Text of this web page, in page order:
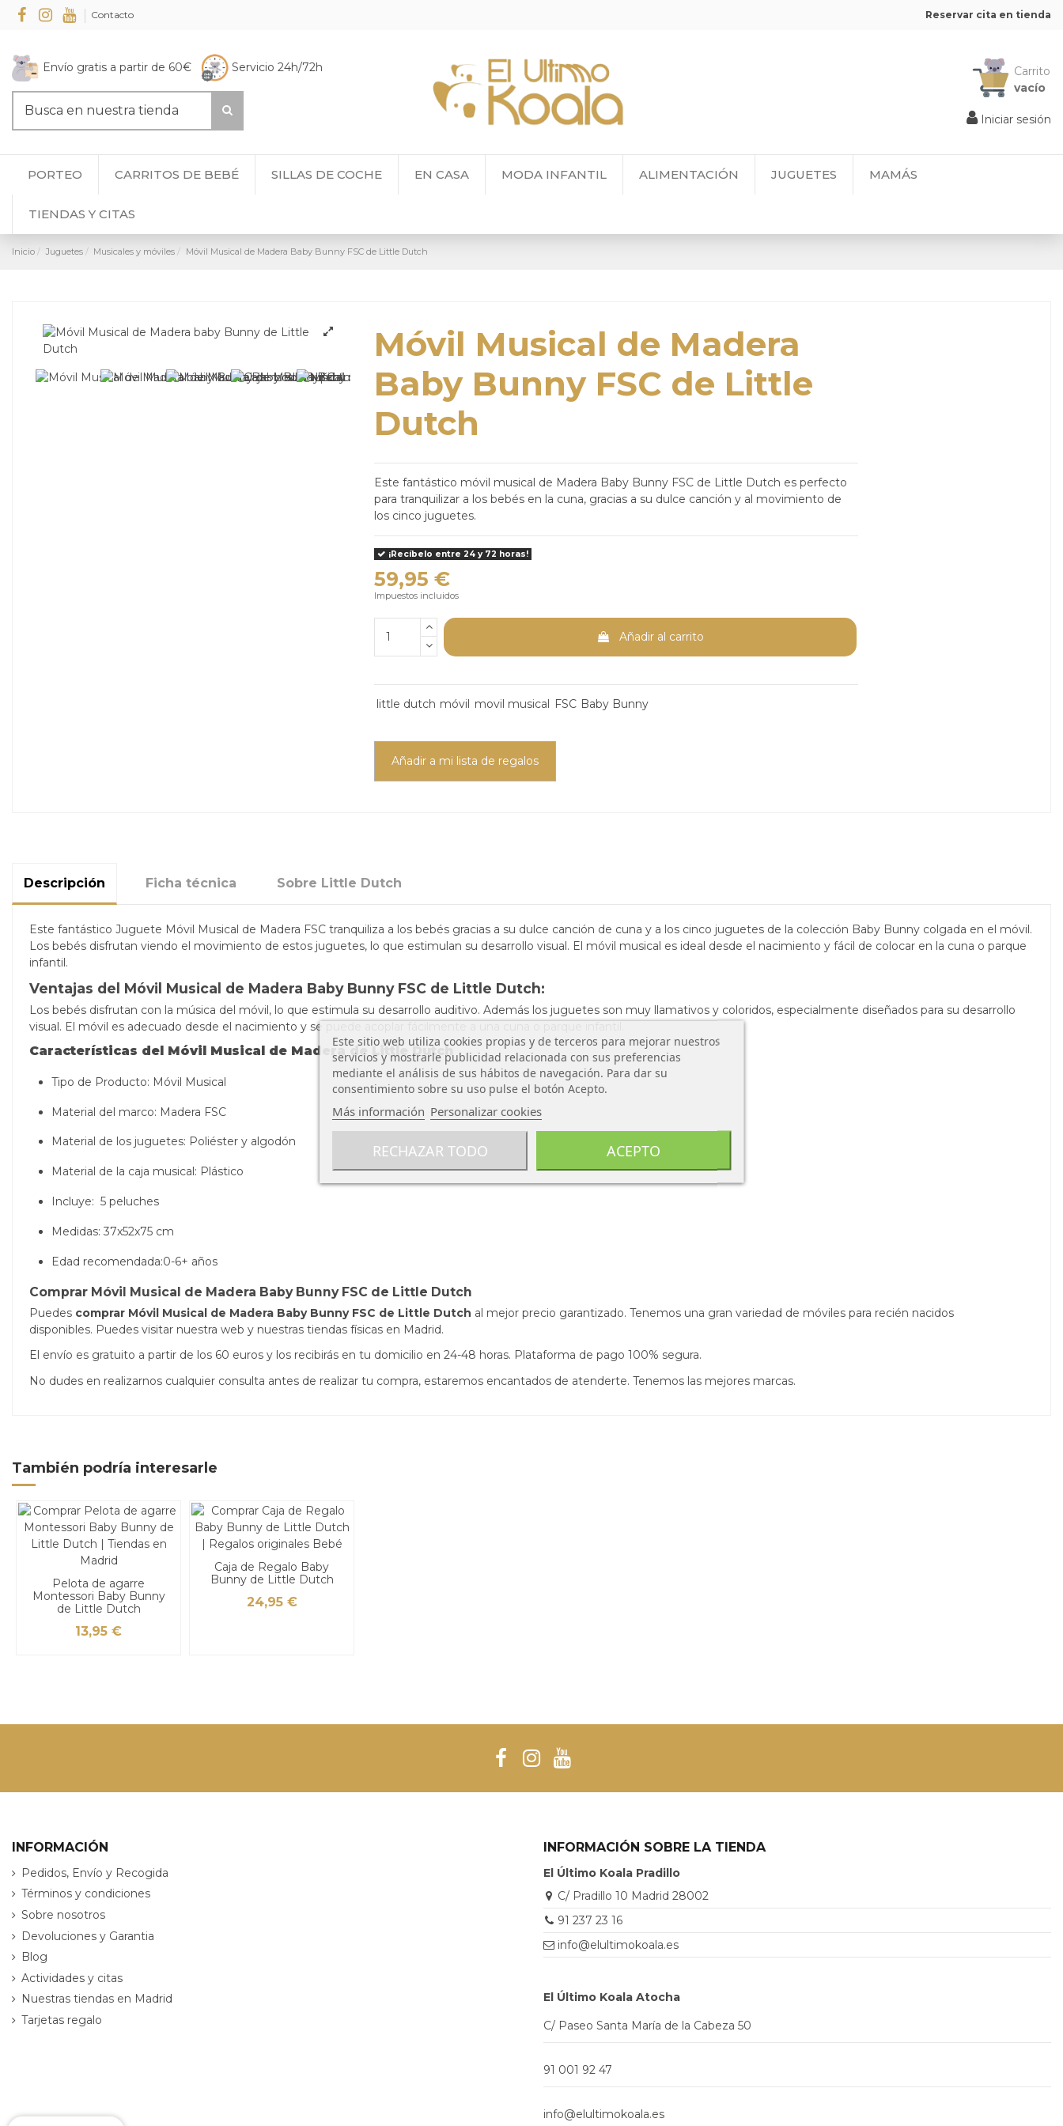
Contacto Reservar cita en tienda
Envío gratis a partir de 60€ Servicio 24h/72h
Carrito
vacío
Iniciar sesión
PORTEO CARRITOS DE BEBÉ SILLAS DE COCHE EN CASA MODA INFANTIL ALIMENTACIÓN JUGUETES MAMÁS
TIENDAS Y CITAS
Inicio Juguetes Musicales y móviles Móvil Musical de Madera Baby Bunny FSC de Little Dutch
Móvil Musical de Madera
Baby Bunny FSC de Little
Dutch
Este fantástico móvil musical de Madera Baby Bunny FSC de Little Dutch es perfecto
para tranquilizar a los bebés en la cuna, gracias a su dulce canción y al movimiento de
los cinco juguetes.
¡Recíbelo entre 24 y 72 horas!
59,95 €
Impuestos incluidos
Añadir al carrito
little dutch móvil movil musical FSC Baby Bunny
Añadir a mi lista de regalos
Descripción Ficha técnica Sobre Little Dutch
Este fantástico Juguete Móvil Musical de Madera FSC tranquiliza a los bebés gracias a su dulce canción de cuna y a los cinco juguetes de la colección Baby Bunny colgada en el móvil.
Los bebés disfrutan viendo el movimiento de estos juguetes, lo que estimulan su desarrollo visual. El móvil musical es ideal desde el nacimiento y fácil de colocar en la cuna o parque
infantil.
Ventajas del Móvil Musical de Madera Baby Bunny FSC de Little Dutch:
Los bebés disfrutan con la música del móvil, lo que estimula su desarrollo auditivo. Además los juguetes son muy llamativos y coloridos, especialmente diseñados para su desarrollo
visual. El móvil es adecuado desde el nacimiento y se puede acoplar fácilmente a una cuna o parque infantil.
Características del Móvil Musical de Madera de Little Dutch
Tipo de Producto: Móvil Musical
Material del marco: Madera FSC
Material de los juguetes: Poliéster y algodón
Material de la caja musical: Plástico
Incluye: 5 peluches
Medidas: 37x52x75 cm
Edad recomendada:0-6+ años
Comprar Móvil Musical de Madera Baby Bunny FSC de Little Dutch
Puedes comprar Móvil Musical de Madera Baby Bunny FSC de Little Dutch al mejor precio garantizado. Tenemos una gran variedad de móviles para recién nacidos
disponibles. Puedes visitar nuestra web y nuestras tiendas físicas en Madrid.
El envío es gratuito a partir de los 60 euros y los recibirás en tu domicilio en 24-48 horas. Plataforma de pago 100% segura.
No dudes en realizarnos cualquier consulta antes de realizar tu compra, estaremos encantados de atenderte. Tenemos las mejores marcas.
También podría interesarle
Pelota de agarre
Montessori Baby Bunny
de Little Dutch
13,95 €
Caja de Regalo Baby
Bunny de Little Dutch
24,95 €
INFORMACIÓN
Pedidos, Envío y Recogida
Términos y condiciones
Sobre nosotros
Devoluciones y Garantia
Blog
Actividades y citas
Nuestras tiendas en Madrid
Tarjetas regalo
INFORMACIÓN SOBRE LA TIENDA
El Último Koala Pradillo
C/ Pradillo 10 Madrid 28002
91 237 23 16
info@elultimokoala.es
El Último Koala Atocha
C/ Paseo Santa María de la Cabeza 50
91 001 92 47
info@elultimokoala.es
Este sitio web utiliza cookies propias y de terceros para mejorar nuestros
servicios y mostrarle publicidad relacionada con sus preferencias
mediante el análisis de sus hábitos de navegación. Para dar su
consentimiento sobre su uso pulse el botón Acepto.
Más información Personalizar cookies
RECHAZAR TODO ACEPTO